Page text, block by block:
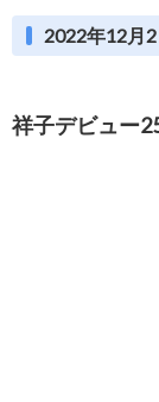
2022年12月
祥子デビュー